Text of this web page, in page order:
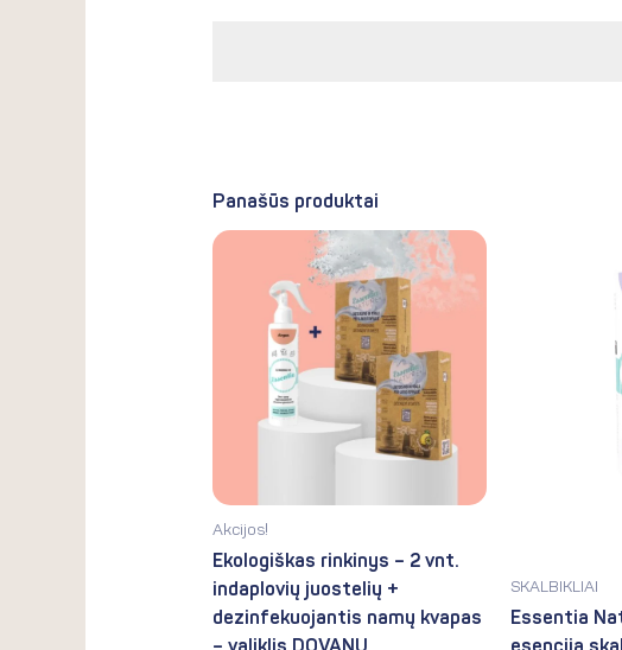
Panašūs produktai
Akcijos!
Ekologiškas rinkinys – 2 vnt.
indaplovių juostelių +
dezinfekuojantis namų kvapas
SKALBIKLIAI
Essentia